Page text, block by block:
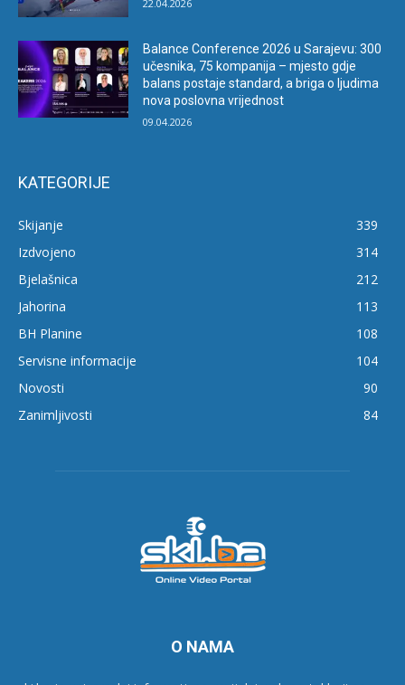
22.04.2026
Balance Conference 2026 u Sarajevu: 300
učesnika, 75 kompanija – mjesto gdje
balans postaje standard, a briga o ljudima
nova poslovna vrijednost
09.04.2026
KATEGORIJE
Skijanje
339
Izdvojeno
314
Bjelašnica
212
Jahorina
113
BH Planine
108
Servisne informacije
104
Novosti
90
Zanimljivosti
84
O NAMA